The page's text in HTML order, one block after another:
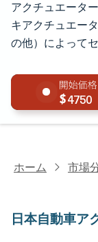
アクチュエータ
キアクチュエー
の他）によって
4750
ホーム 市場
日本自動車ア